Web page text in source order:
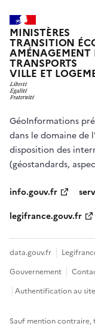
MINISTÈRES
TRANSITION
AMÉNAGEMENT
TRANSPORTS
VILLE ET
GéoInformations
dans le domaine de
disposition des
(géostandards,
info.gouv.fr
legifrance.gouv.fr
data.gouv.fr
Gouvernement
Authentification au site
Sauf mention contraire,